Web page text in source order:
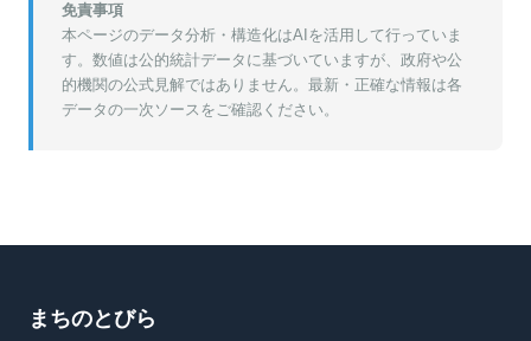
免責事項
本ページのデータ分析・構造化はAIを活用して行っていま
す。数値は公的統計データに基づいていますが、政府や公
的機関の公式見解ではありません。最新・正確な情報は各
データの一次ソースをご確認ください。
まちのとびら